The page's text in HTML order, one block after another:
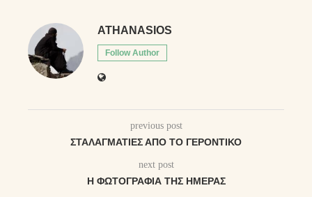
ATHANASIOS
Follow Author
previous post
ΣΤΑΛΑΓΜΑΤΙΈΣ ΑΠΌ ΤΟ ΓΕΡΟΝΤΙΚΌ
next post
Η ΦΩΤΟΓΡΑΦΊΑ ΤΗΣ ΗΜΈΡΑΣ